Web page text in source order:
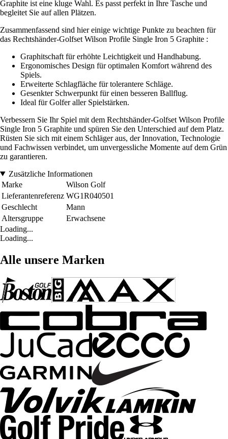
Graphite ist eine kluge Wahl. Es passt perfekt in Ihre Tasche und
begleitet Sie auf allen Plätzen.
Zusammenfassend sind hier einige wichtige Punkte zu beachten für
das Rechtshänder-Golfset Wilson Profile Single Iron 5 Graphite :
Graphitschaft für erhöhte Leichtigkeit und Handhabung.
Ergonomisches Design für optimalen Komfort während des
Spiels.
Erweiterte Schlagfläche für tolerantere Schläge.
Gesenkter Schwerpunkt für einen besseren Ballflug.
Ideal für Golfer aller Spielstärken.
Verbessern Sie Ihr Spiel mit dem Rechtshänder-Golfset Wilson Profile
Single Iron 5 Graphite und spüren Sie den Unterschied auf dem Platz.
Rüsten Sie sich mit einem Schläger aus, der Innovation, Technologie
und Fachwissen verbindet, um unvergessliche Momente auf dem Grün
zu garantieren.
Zusätzliche Informationen
Marke
Wilson Golf
Lieferantenreferenz WG1R040501
Geschlecht
Mann
Altersgruppe
Erwachsene
Loading...
Loading...
Alle unsere Marken